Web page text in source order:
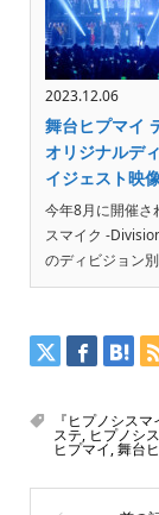
2023.12.06
舞台ヒプマイ
オリジナルデ
イジェスト映
今年8月に開催さ
スマイク -
のディビジョン
『ヒプノシス
ステ, ヒプノシ
ヒプマイ,舞台